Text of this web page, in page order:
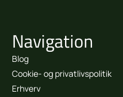
Navigation
Blog
Cookie- og privatlivspolitik
Erhverv